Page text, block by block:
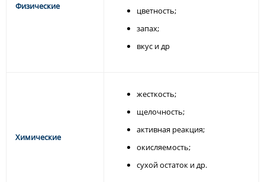
Физические
цветность;
запах;
вкус и др
Химические
жесткость;
щелочность;
активная реакция;
окисляемость;
сухой остаток и др.